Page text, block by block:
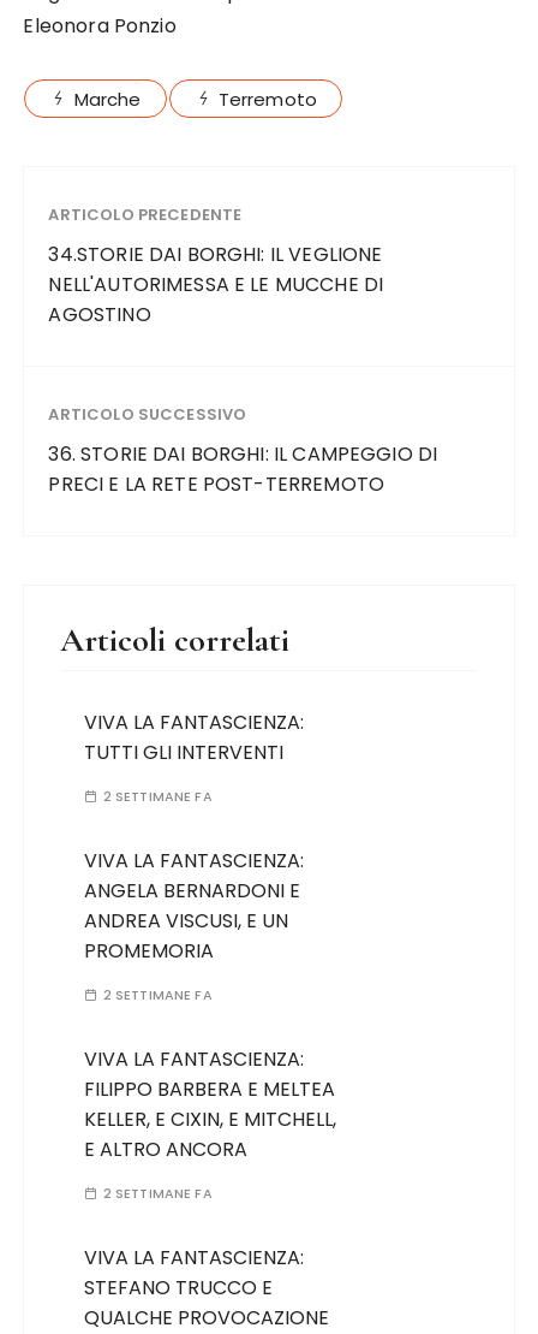
Eleonora Ponzio
Marche Terremoto
ARTICOLO PRECEDENTE
34.STORIE DAI BORGHI: IL VEGLIONE
NELL'AUTORIMESSA E LE MUCCHE DI
AGOSTINO
ARTICOLO SUCCESSIVO
36. STORIE DAI BORGHI: IL CAMPEGGIO DI
PRECI E LA RETE POST-TERREMOTO
Articoli correlati
VIVA LA FANTASCIENZA:
TUTTI GLI INTERVENTI
2 SETTIMANE FA
VIVA LA FANTASCIENZA:
ANGELA BERNARDONI E
ANDREA VISCUSI, E UN
PROMEMORIA
2 SETTIMANE FA
VIVA LA FANTASCIENZA:
FILIPPO BARBERA E MELTEA
KELLER, E CIXIN, E MITCHELL,
E ALTRO ANCORA
2 SETTIMANE FA
VIVA LA FANTASCIENZA:
STEFANO TRUCCO E
QUALCHE PROVOCAZIONE